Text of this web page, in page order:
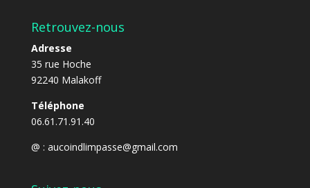
Retrouvez-nous
Adresse
35 rue Hoche
92240 Malakoff
Téléphone
06.61.71.91.40
@ : aucoindlimpasse@gmail.com